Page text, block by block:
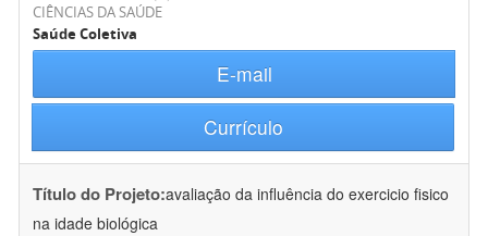
CIÊNCIAS DA SAÚDE
Saúde Coletiva
E-mail
Currículo
Título do Projeto:avaliação da influência do exercicio fisico
na idade biológica